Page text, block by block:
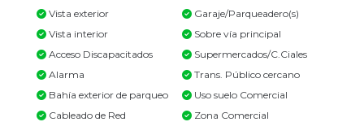
Vista exterior
Vista interior
Acceso Discapacitados
Alarma
Bahía exterior de parqueo
Cableado de Red
Garaje/Parqueadero(s)
Sobre vía principal
Supermercados/C.Ciales
Trans. Público cercano
Uso suelo Comercial
Zona Comercial